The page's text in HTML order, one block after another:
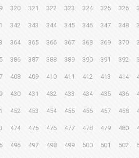
320 321 322 323 324 325 326
342 343 344 345 346 347 348
364 365 366 367 368 369 370
386 387 388 389 390 391 392
408 409 410 411 412 413 414
430 431 432 433 434 435 436
452 453 454 455 456 457 458
474 475 476 477 478 479 480
496 497 498 499 500 501 502